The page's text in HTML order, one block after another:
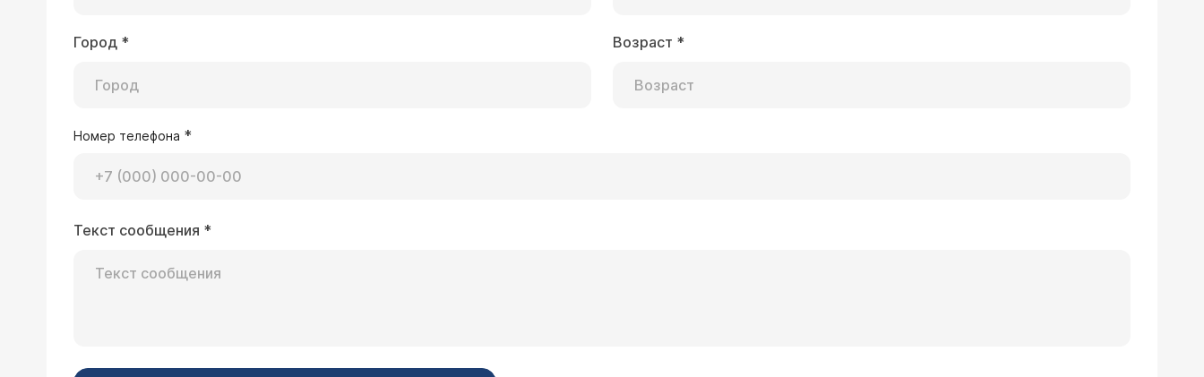
Город * Возраст *
Номер телефона *
Текст сообщения *